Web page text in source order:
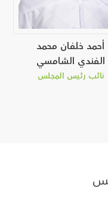
أحمد خلفان محمد
الفندي الشامسي
نائب رئيس المجلس